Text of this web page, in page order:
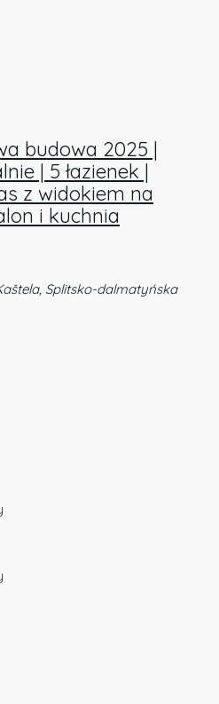
budowa 2025 |
| 5 łazienek |
z widokiem na
i kuchnia
Splitsko-dalmatyńska